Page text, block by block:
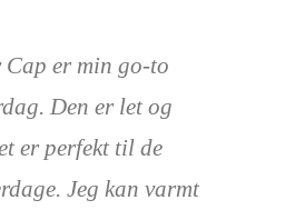
er min go-to
Den er let og
er perfekt til de
Jeg kan varmt